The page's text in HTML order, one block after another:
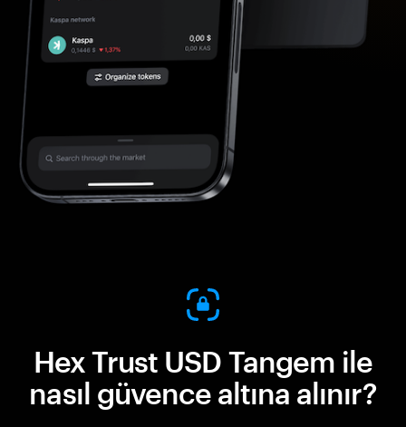
Hex Trust USD Tangem ile
nasıl güvence altına alınır?